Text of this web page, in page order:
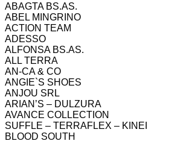
ABAGTA BS.AS.
ABEL MINGRINO
ACTION TEAM
ADESSO
ALFONSA BS.AS.
ALL TERRA
AN-CA & CO
ANGIE`S SHOES
ANJOU SRL
ARIAN’S – DULZURA
AVANCE COLLECTION
SUFFLE – TERRAFLEX – KINEI
BLOOD SOUTH